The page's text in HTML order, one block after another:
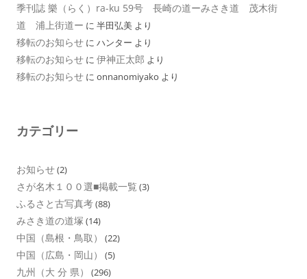
季刊誌 樂（らく）ra-ku 59号 長崎の道ーみさき道 茂木街
道 浦上街道ー に 半田弘美 より
移転のお知らせ に ハンター より
移転のお知らせ に 伊神正太郎 より
移転のお知らせ に onnanomiyako より
カテゴリー
お知らせ(2)
さが名木１００選■掲載一覧 (3)
ふるさと古写真考(88)
みさき道の道塚 (14)
中国（島根・鳥取） (22)
中国（広島・岡山） (5)
九州（大 分 県） (296)